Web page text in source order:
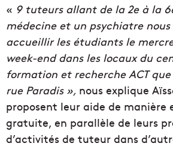
« 9 tuteurs allant de la 2e à la
médecine et un psychiatre
accueillir les étudiants le
week-end dans les locaux du
formation et recherche ACT
rue Paradis », nous explique
proposent leur aide de manière
gratuite, en parallèle de leurs
d’activités de tuteur dans